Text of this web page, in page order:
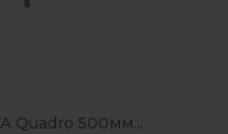
Quadro 500мм...